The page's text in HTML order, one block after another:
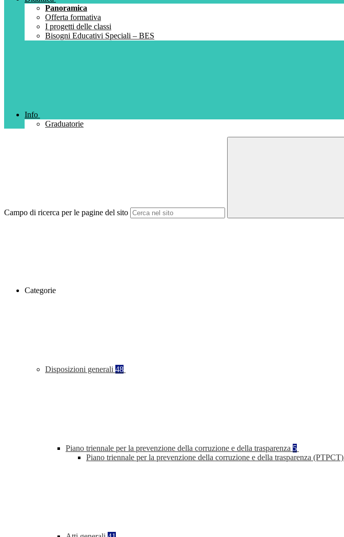
Panoramica
Offerta formativa
I progetti delle classi
Bisogni Educativi Speciali – BES
Info
Graduatorie
Campo di ricerca per le pagine del sito
Categorie
Disposizioni generali 48
Piano triennale per la prevenzione della corruzione e della trasparenza 5
Piano triennale per la prevenzione della corruzione e della trasparenza (PTPCT)